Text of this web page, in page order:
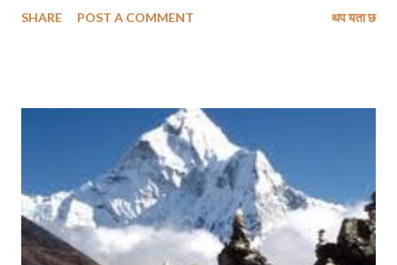
चुपचाप वर्षौदेखि म ती सवारीहरुका माध्यमले हजारौं माइलको दुरी यात्रा गर्दै आएको छु
बस्न समेत पाउँदिन । मैले धेरै पल्ट, धेरै ठाउँहरुमा ओहोरदोहोर गर्दा मसहित दुईजनाको
स्थान भएको जिपहरुमा चढ्दा, सवारीका चालक तथा सहचालकले त्यो तीनजना
अटाउने स्थान भएको जिकिर गरी थप एकजनालाई चढाएको देखेको छु । र, यस्तो गल्ती
गर्ने सवारी चालक र उसका सहयोगीहरुलाई कारबाही गर्ने...
SHARE POST A COMMENT थप यता छ